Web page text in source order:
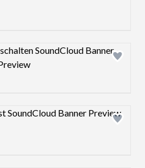
Design preview image
Design preview image